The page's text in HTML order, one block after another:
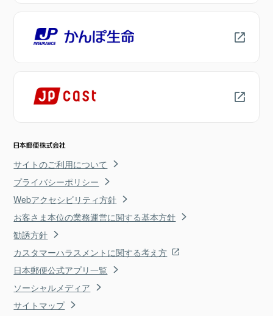
サイトのご利用について
プライバシーポリシー
Webアクセシビリティ方針
お客さま本位の業務運営に関する基本方針
勧誘方針
カスタマーハラスメントに関する考え方
日本郵便公式アプリ一覧
ソーシャルメディア
サイトマップ